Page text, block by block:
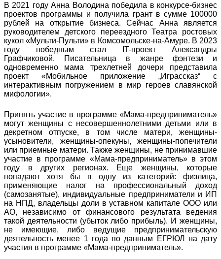
В 2021 году Анна Володина победила в конкурсе-бизнес
проектов программы и получила грант в сумме 100000
рублей на открытие бизнеса. Сейчас Анна является
руководителем детского переездного Театра ростовых
кукол «Мульти-Пульти» в Комсомольске-на-Амуре. В 2023
году победным стал IT-проект Александры
Графчиковой. Писательница в жанре фэнтези и
одновременно мама трехлетней дочери представила
проект «Мобильное приложение „Играссказ“ с
интерактивным погружением в мир героев славянской
мифологии».
Принять участие в программе «Мама-предприниматель»
могут женщины с несовершеннолетними детьми или в
декретном отпуске, в том числе матери, женщины-
усыновители, женщины-опекуны, женщины-попечители
или приемные матери. Также женщины, не принимавшие
участие в программе «Мама-предприниматель» в этом
году в других регионах. Еще женщины, которые
попадают хотя бы в одну из категорий: физлица,
применяющие налог на профессиональный доход
(самозанятые), индивидуальные предприниматели и ИП
на НПД, владельцы доли в уставном капитале ООО или
АО, независимо от финансового результата ведения
такой деятельности (убыток либо прибыль). И женщины,
не имеющие, либо ведущие предпринимательскую
деятельность менее 1 года по данным ЕГРЮЛ на дату
участия в программе «Мама-предприниматель».